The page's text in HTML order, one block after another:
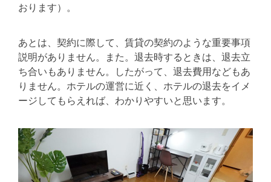
おります）。
あとは、契約に際して、賃貸の契約のような重要事項
説明がありません。また。退去時するときは、退去立
ち合いもありません。したがって、退去費用などもあ
りません。ホテルの運営に近く、ホテルの退去をイメ
ージしてもらえれば、わかりやすいと思います。